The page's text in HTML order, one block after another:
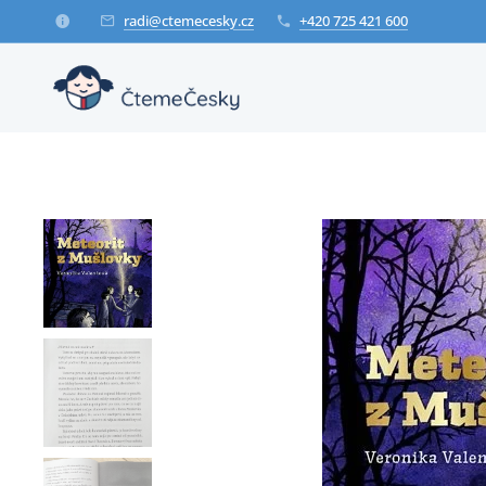
radi@ctemecesky.cz +420 725 421 600